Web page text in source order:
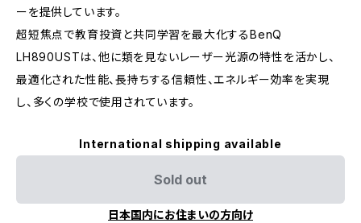
ーを提供しています。
超短焦点で教育投資と共同学習を最大化するBenQ
LH890USTは、他に類を見ないレーザー光源の特性を活かし、
最適化された性能、長持ちする信頼性、エネルギー効率を実現
し、多くの学校で使用されています。
International shipping available
Sold out
日本国内にお住まいの方向け